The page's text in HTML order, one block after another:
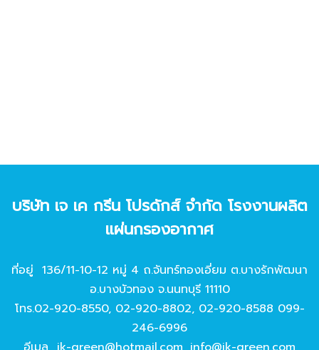
บริษัท เจ เค กรีน โปรดักส์ จํากัด โรงงานผลิต
แผ่นกรองอากาศ
ที่อยู่ 136/11-10-12 หมู่ 4 ถ.จันทร์ทองเอี่ยม ต.บางรักพัฒนา
อ.บางบัวทอง จ.นนทบุรี 11110
โทร.02-920-8550, 02-920-8802, 02-920-8588 099-
246-6996